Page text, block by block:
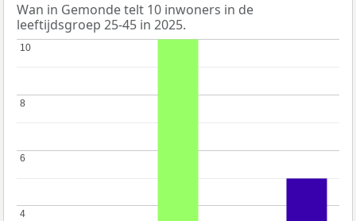
Wan in Gemonde telt 10 inwoners in de
leeftijdsgroep 25-45 in 2025.
4
4
6
6
8
8
10
10